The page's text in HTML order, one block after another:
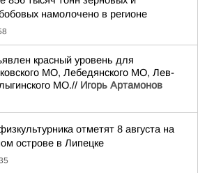
намолочено в регионе
красный уровень для
МО, Лебедянского МО, Лев-
МО.// Игорь Артамонов
отметят 8 августа на
острове в Липецке